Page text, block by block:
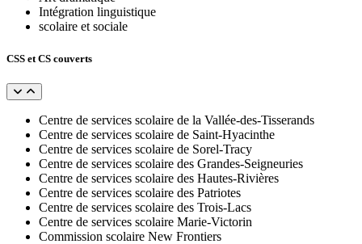
Intégration linguistique
scolaire et sociale
CSS et CS couverts
Centre de services scolaire de la Vallée-des-Tisserands
Centre de services scolaire de Saint-Hyacinthe
Centre de services scolaire de Sorel-Tracy
Centre de services scolaire des Grandes-Seigneuries
Centre de services scolaire des Hautes-Rivières
Centre de services scolaire des Patriotes
Centre de services scolaire des Trois-Lacs
Centre de services scolaire Marie-Victorin
Commission scolaire New Frontiers